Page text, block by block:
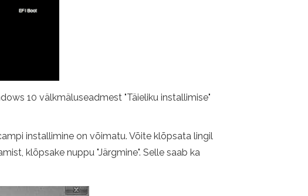
10 välkmäluseadmest "Täieliku installimise"
installimine on võimatu. Võite klõpsata lingil
klõpsake nuppu "Järgmine". Selle saab ka